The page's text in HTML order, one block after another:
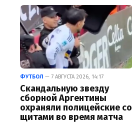
ФУТБОЛ — 7 АВГУСТА 2026, 14:17
Скандальную звезду
сборной Аргентины
охраняли полицейские со
щитами во время матча